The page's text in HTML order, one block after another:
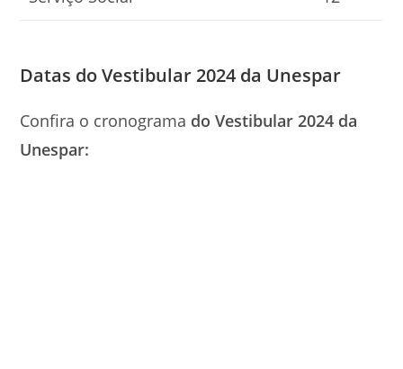
Datas do Vestibular 2024 da Unespar
Confira o cronograma do Vestibular 2024 da
Unespar: